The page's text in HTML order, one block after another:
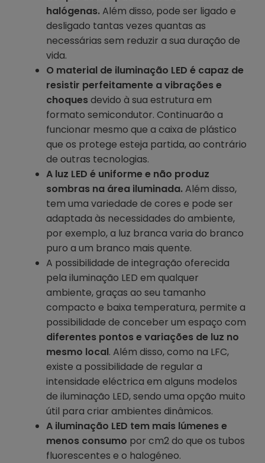
halógenas.Além disso, pode ser ligado e
desligado tantas vezes quantas as
necessárias sem reduzir a sua duração de
vida.
O material de iluminação LED é capaz de
resistir perfeitamente a vibrações e
choquesdevido à sua estrutura em
formato semicondutor. Continuarão a
funcionar mesmo que a caixa de plástico
que os protege esteja partida, ao contrário
de outras tecnologias.
A luz LED é uniforme e não produz
sombras na área iluminada.Além disso,
tem uma variedade de cores e pode ser
adaptada às necessidades do ambiente,
por exemplo, a luz branca varia do branco
puro a um branco mais quente.
A possibilidade de integração oferecida
pela iluminação LED em qualquer
ambiente, graças ao seu tamanho
compacto e baixa temperatura, permite a
possibilidade de conceber um espaço com
diferentes pontos e variações de luz no
mesmo local. Além disso, como na LFC,
existe a possibilidade de regular a
intensidade eléctrica em alguns modelos
de iluminação LED, sendo uma opção muito
útil para criar ambientes dinâmicos.
A iluminação LED tem mais lúmenes e
menos consumo por cm2 do que os tubos
fluorescentes e o halogéneo.